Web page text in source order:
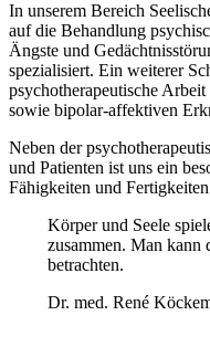
In unserem Bereich
auf die Behandlung
Ängste und
spezialisiert. Ein weiterer
psychotherapeutische
sowie bipolar-affektiven
Neben der
und Patienten ist uns ein
Fähigkeiten und
Körper und Seele
zusammen. Man kann
betrachten.
Dr. med. René